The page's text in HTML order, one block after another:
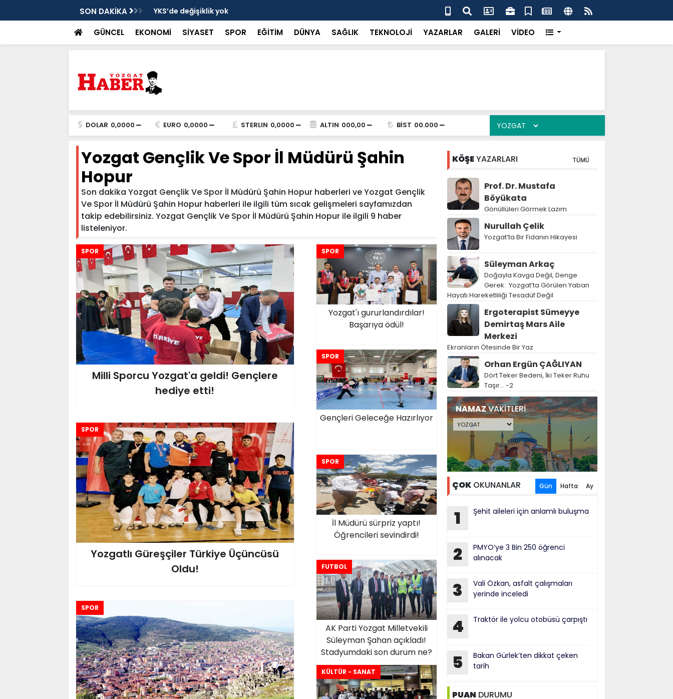
SON DAKİKA YKS’de değişiklik yok “Küçük bir dikkatsizlik büyük felakete dönüşebilir”
GÜNCEL EKONOMİ SİYASET SPOR EĞİTİM DÜNYA SAĞLIK TEKNOLOJİ YAZARLAR GALERİ VİDEO
DOLAR 0,0000 EURO 0,0000 STERLIN 0,0000 ALTIN 000,00 BİST 00.000
Yozgat Gençlik Ve Spor İl Müdürü Şahin
Hopur
Son dakika Yozgat Gençlik Ve Spor İl Müdürü Şahin Hopur haberleri ve Yozgat Gençlik
Ve Spor İl Müdürü Şahin Hopur haberleri ile ilgili tüm sıcak gelişmeleri sayfamızdan
takip edebilirsiniz. Yozgat Gençlik Ve Spor İl Müdürü Şahin Hopur ile ilgili 9 haber
listeleniyor.
SPOR
Milli Sporcu Yozgat'a geldi! Gençlere
hediye etti!
SPOR
Yozgat'ı gururlandırdılar!
Başarıya ödül!
SPOR
Gençleri Geleceğe Hazırlıyor
SPOR
Yozgatlı Güreşçiler Türkiye Üçüncüsü
Oldu!
SPOR
İl Müdürü sürpriz yaptı!
Öğrencileri sevindirdi!
FUTBOL
AK Parti Yozgat Milletvekili
Süleyman Şahan açıkladı!
Stadyumdaki son durum ne?
SPOR
KÜLTÜR - SANAT
KÖŞEYAZARLARI TÜMÜ
Prof. Dr. Mustafa
Böyükata
Gönüllüleri Görmek Lazım
Nurullah Çelik
Yozgat’ta Bir Fidanın Hikayesi
Süleyman Arkaç
Doğayla Kavga Değil, Denge
Gerek: Yozgat’ta Görülen Yaban
Hayatı Hareketliliği Tesadüf Değil
Ergoterapist Sümeyye
Demirtaş Mars Aile
Merkezi
Ekranların Ötesinde Bir Yaz
Orhan Ergün ÇAĞLIYAN
Dört Teker Bedeni, İki Teker Ruhu
Taşır… -2
NAMAZVAKİTLERİ
ÇOKOKUNANLAR Gün Hafta Ay
1 Şehit aileleri için anlamlı buluşma
2
PMYO’ye 3 Bin 250 öğrenci
alınacak
3
Vali Özkan, asfalt çalışmaları
yerinde inceledi
4 Traktör ile yolcu otobüsü çarpıştı
5
Bakan Gürlek’ten dikkat çeken
tarih
PUAN DURUMU